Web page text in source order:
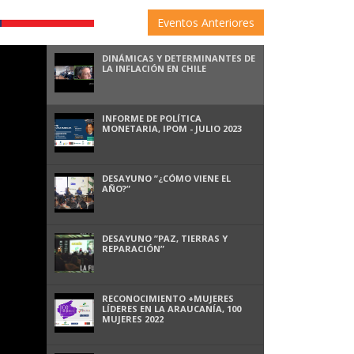
Eventos Anteriores
DINÁMICAS Y DETERMINANTES DE
LA INFLACIÓN EN CHILE
INFORME DE POLÍTICA
MONETARIA, IPOM - JULIO 2023
DESAYUNO ”¿CÓMO VIENE EL
AÑO?”
DESAYUNO ”PAZ, TIERRAS Y
REPARACIÓN”
RECONOCIMIENTO +MUJERES
LÍDERES EN LA ARAUCANÍA, 100
MUJERES 2022